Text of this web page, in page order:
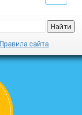
Найти
Правила сайта